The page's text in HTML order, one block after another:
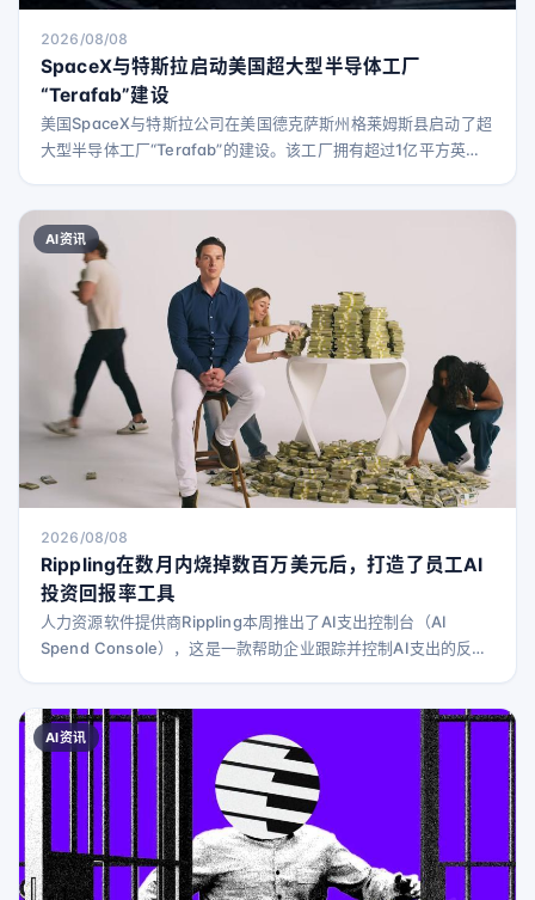
2026/08/08
SpaceX与特斯拉启动美国超大型半导体工厂
“Terafab”建设
美国SpaceX与特斯拉公司在美国德克萨斯州格莱姆斯县启动了超
大型半导体工厂“Terafab”的建设。该工厂拥有超过1亿平方英尺
需求将超过1太瓦（TW），远远超过当前全球供应量。弥补这一
供需缺口是建立Terafab的主要原因。 该工厂将集成先进的逻辑
设备和存储设备的制造、封装及测
AI资讯
2026/08/08
Rippling在数月内烧掉数百万美元后，打造了员工AI
投资回报率工具
人力资源软件提供商Rippling本周推出了AI支出控制台（AI
Spend Console），这是一款帮助企业跟踪并控制AI支出的反
力，还是仅仅产生了大量无效的AI输出。 公司承诺，这款工具能
显示“哪些工程师的AI支出较高，但他们的同事在代码审查中经常
要求他们返工”，这是
AI资讯